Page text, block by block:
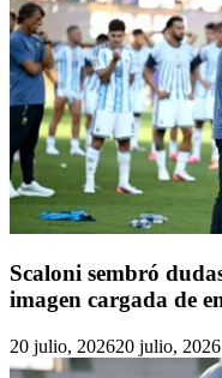
Scaloni sembró
imagen cargada de
20 julio, 202620 julio, 2026